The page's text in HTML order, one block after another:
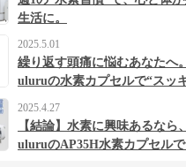
生活に。
2025.5.01
繰り返す頭痛に悩むあなたへ
uluruの水素カプセルで“スッ
2025.4.27
【結論】水素に興味あるなら
uluruのAP35H水素カプセル